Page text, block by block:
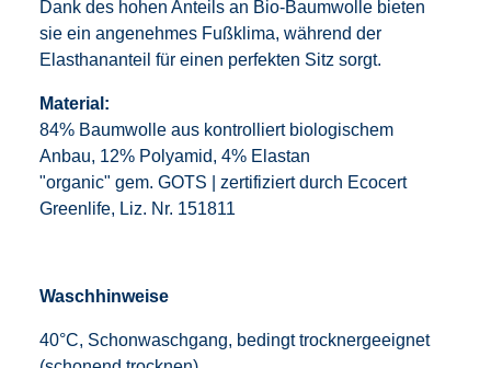
Dank des hohen Anteils an Bio-Baumwolle bieten
sie ein angenehmes Fußklima, während der
Elasthananteil für einen perfekten Sitz sorgt.
Material:
84% Baumwolle aus kontrolliert biologischem
Anbau, 12% Polyamid, 4% Elastan
"organic" gem. GOTS | zertifiziert durch Ecocert
Greenlife, Liz. Nr. 151811
Waschhinweise
40°C, Schonwaschgang, bedingt trocknergeeignet